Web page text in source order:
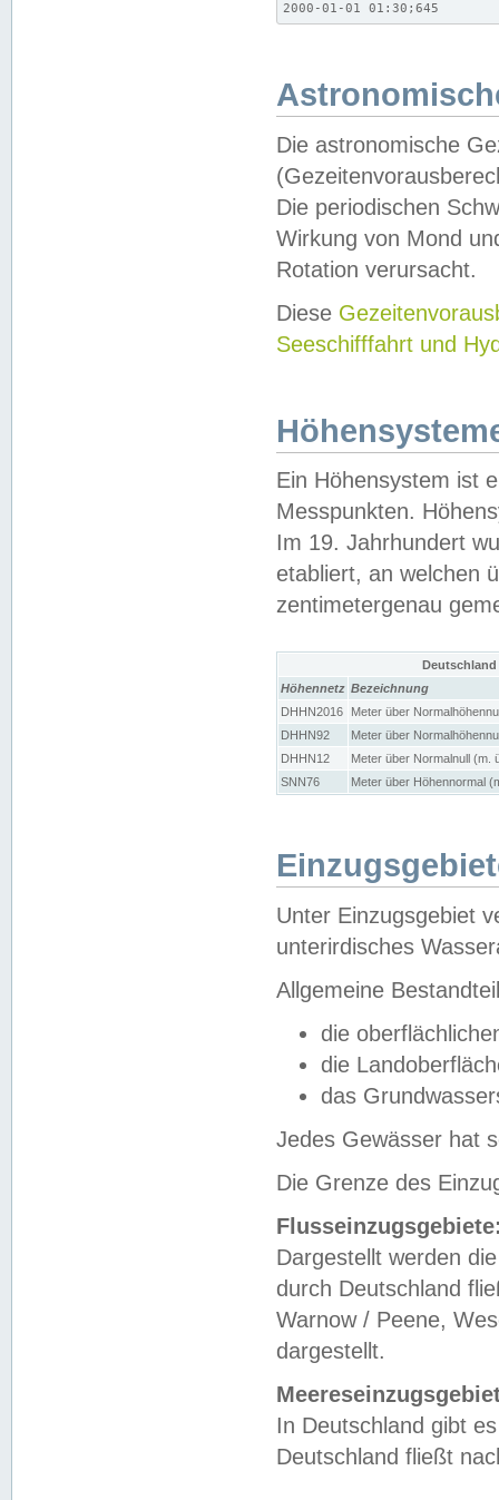
2000-01-01 01:30;645
Die astronomische
Die periodischen
Wirkung von Mond
Rotation verursacht.
Diese
Seeschifffahrt und
Ein Höhensystem ist
Messpunkten.
Im 19. Jahrhundert
etabliert, an welchen
zentimetergenau
Höhennetz Bezeichnung
DHHN2016
Meter über
DHHN92
Meter über
DHHN12
Meter über Normalnull (m.
SNN76
Meter über Höhennormal
Unter Einzugsgebiet
unterirdisches
Allgemeine
die
die
das
Jedes Gewässer hat
Die Grenze des
Dargestellt werden
durch Deutschland
Warnow / Peene,
dargestellt.
In Deutschland gibt
Deutschland fließt